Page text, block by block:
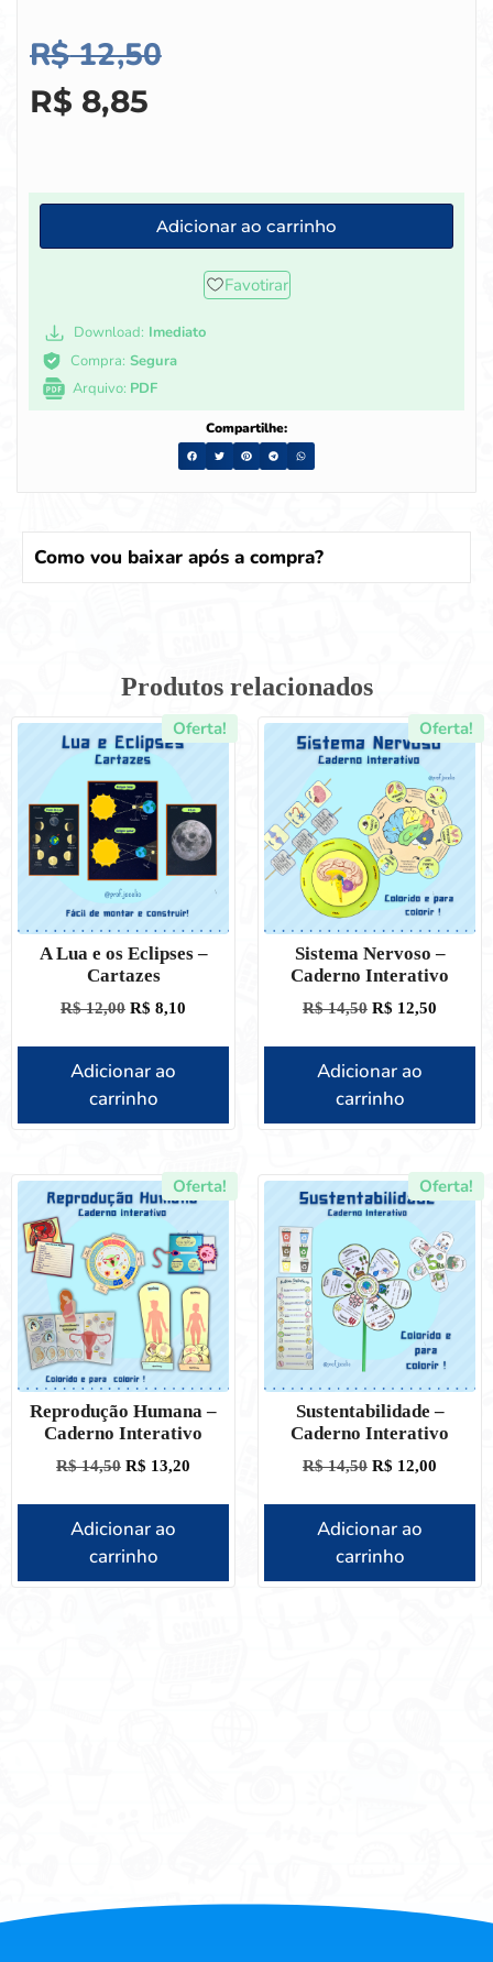
R$12,50
R$ 8,85
Adicionar ao carrinho
Favotirar
Download: Imediato
Compra: Segura
Arquivo: PDF
Compartilhe:
Como vou baixar após a compra?
Produtos relacionados
Oferta!
A Lua e os Eclipses –
Cartazes
R$12,00 R$ 8,10
Adicionar ao
carrinho
Oferta!
Sistema Nervoso –
Caderno Interativo
R$14,50 R$ 12,50
Adicionar ao
carrinho
Oferta!
Reprodução Humana –
Caderno Interativo
R$14,50 R$ 13,20
Adicionar ao
carrinho
Oferta!
Sustentabilidade –
Caderno Interativo
R$14,50 R$ 12,00
Adicionar ao
carrinho